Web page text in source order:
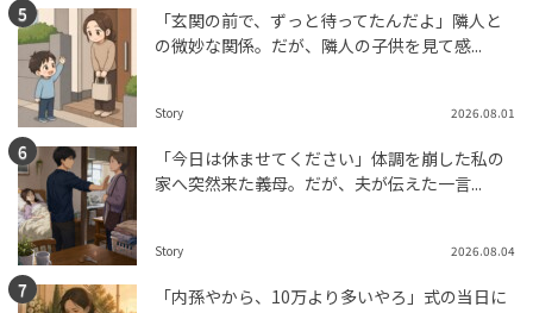
「玄関の前で、ずっと待ってたんだよ」隣人と
の微妙な関係。だが、隣人の子供を見て感...
Story 2026.08.01
「今日は休ませてください」体調を崩した私の
家へ突然来た義母。だが、夫が伝えた一言...
Story 2026.08.04
「内孫やから、10万より多いやろ」式の当日に